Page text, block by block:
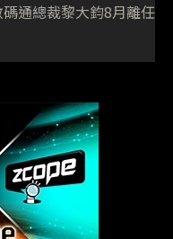
通總裁黎大鈞8月離任